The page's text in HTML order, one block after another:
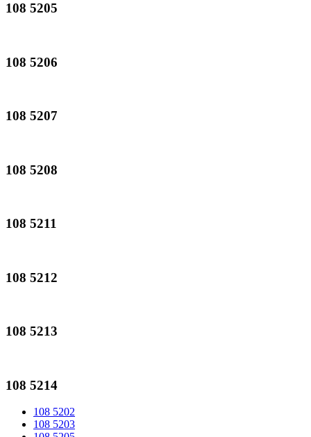
108 5205
108 5206
108 5207
108 5208
108 5211
108 5212
108 5213
108 5214
108 5202
108 5203